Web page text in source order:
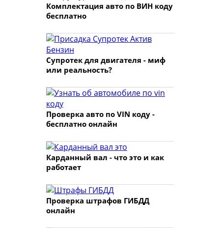
Комплектация авто по ВИН коду
бесплатно
Супротек для двигателя - миф
или реальность?
Проверка авто по VIN коду -
бесплатно онлайн
Карданный вал - что это и как
работает
Проверка штрафов ГИБДД
онлайн